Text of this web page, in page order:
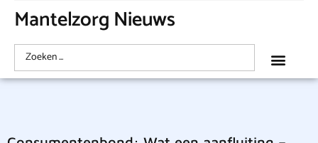
Mantelzorg Nieuws